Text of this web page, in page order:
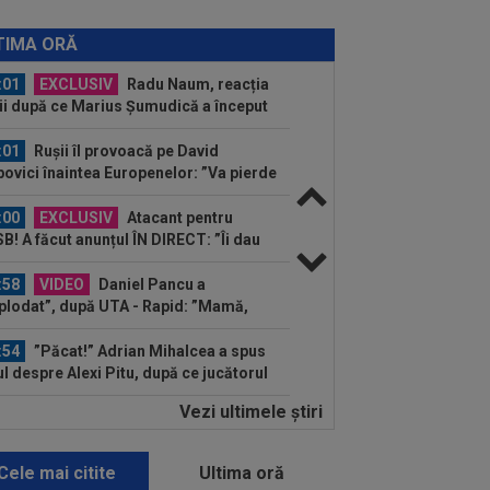
ORĂ
a ratat transferul la încă o
de UCL! Picat la...
EXCLUSIV
Radu Naum, reacția
după ce Marius Șumudică a început
Rușii îl provoacă pe David
înaintea Europenelor: ”Va pierde
EXCLUSIV
Atacant pentru
A făcut anunțul ÎN DIRECT: ”Îi dau
VIDEO
Daniel Pancu a
după UTA - Rapid: ”Mamă,
”Păcat!” Adrian Mihalcea a spus
despre Alexi Pitu, după ce jucătorul
2 la 1: au dat
Alex Dobre a vorbit despre
Vezi ultimele ştiri
mai citite Ultima oră